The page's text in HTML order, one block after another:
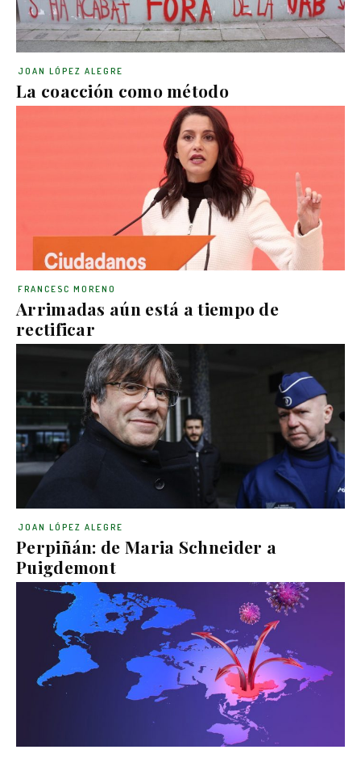
La coacción como método
JOAN LÓPEZ ALEGRE
Arrimadas aún está a tiempo de
rectificar
FRANCESC MORENO
Perpiñán: de Maria Schneider a
Puigdemont
JOAN LÓPEZ ALEGRE